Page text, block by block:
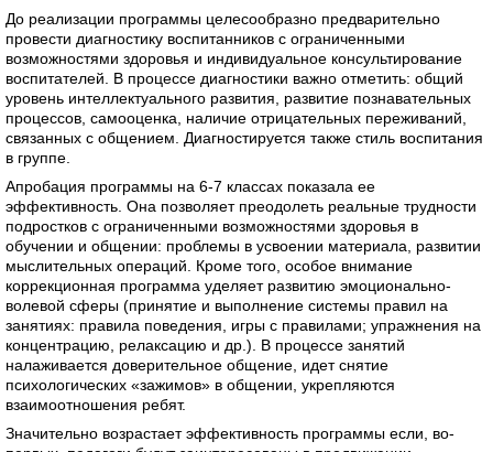
До реализации программы целесообразно предварительно
провести диагностику воспитанников с ограниченными
возможностями здоровья и индивидуальное консультирование
воспитателей. В процессе диагностики важно отметить: общий
уровень интеллектуального развития, развитие познавательных
процессов, самооценка, наличие отрицательных переживаний,
связанных с общением. Диагностируется также стиль воспитания
в группе.
Апробация программы на 6-7 классах показала ее
эффективность. Она позволяет преодолеть реальные трудности
подростков с ограниченными возможностями здоровья в
обучении и общении: проблемы в усвоении материала, развитии
мыслительных операций. Кроме того, особое внимание
коррекционная программа уделяет развитию эмоционально-
волевой сферы (принятие и выполнение системы правил на
занятиях: правила поведения, игры с правилами; упражнения на
концентрацию, релаксацию и др.). В процессе занятий
налаживается доверительное общение, идет снятие
психологических «зажимов» в общении, укрепляются
взаимоотношения ребят.
Значительно возрастает эффективность программы если, во-